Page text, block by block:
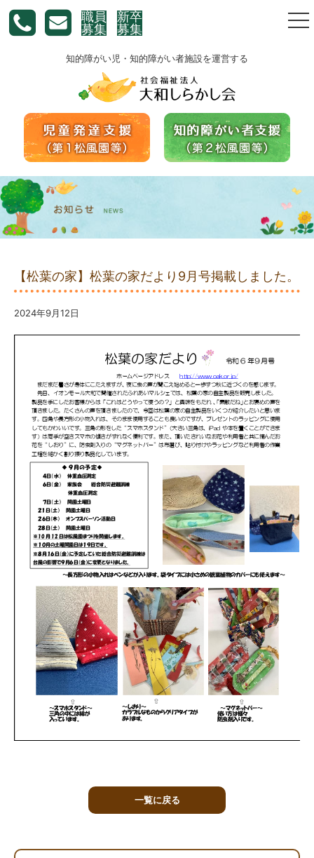
職員
募集
新卒
募集
知的障がい児・知的障がい者施設を運営する
【松葉の家】松葉の家だより9月号掲載しました。
2024年9月12日
一覧に戻る